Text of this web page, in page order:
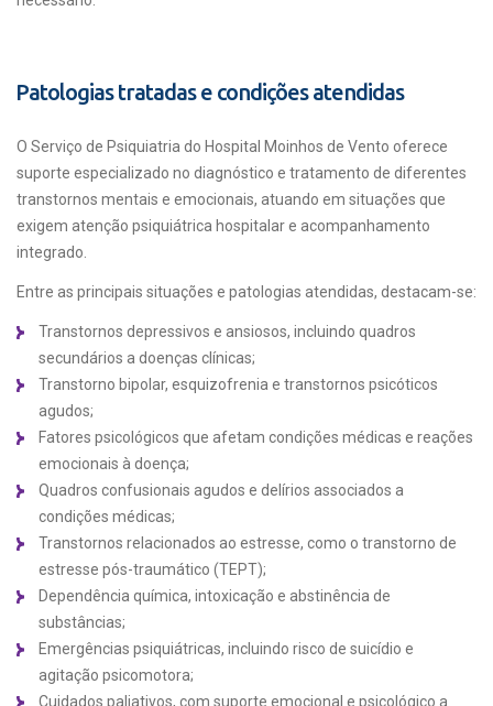
Patologias tratadas e condições atendidas
O Serviço de Psiquiatria do Hospital Moinhos de Vento oferece
suporte especializado no diagnóstico e tratamento de diferentes
transtornos mentais e emocionais, atuando em situações que
exigem atenção psiquiátrica hospitalar e acompanhamento
integrado.
Entre as principais situações e patologias atendidas, destacam-se:
Transtornos depressivos e ansiosos, incluindo quadros
secundários a doenças clínicas;
Transtorno bipolar, esquizofrenia e transtornos psicóticos
agudos;
Fatores psicológicos que afetam condições médicas e reações
emocionais à doença;
Quadros confusionais agudos e delírios associados a
condições médicas;
Transtornos relacionados ao estresse, como o transtorno de
estresse pós-traumático (TEPT);
Dependência química, intoxicação e abstinência de
substâncias;
Emergências psiquiátricas, incluindo risco de suicídio e
agitação psicomotora;
Cuidados paliativos, com suporte emocional e psicológico a